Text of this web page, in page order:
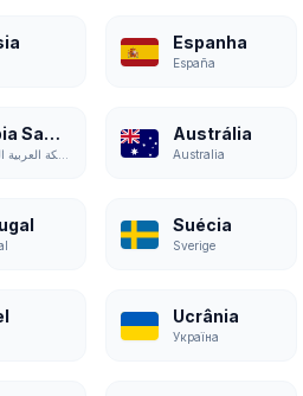
Espanha
España
Arábia Saudita Austrália
Australia
Suécia
Sverige
Ucrânia
Україна